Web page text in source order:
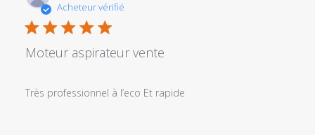
Acheteur vérifié
Moteur aspirateur vente
Très professionnel à l’eco Et rapide